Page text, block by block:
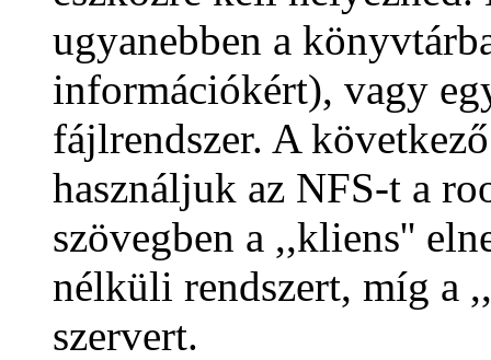
ugyanebben a
információkért), vagy
fájlrendszer. A
használjuk az NFS-t a
szövegben a ,,kliens''
nélküli rendszert, míg a
szervert.